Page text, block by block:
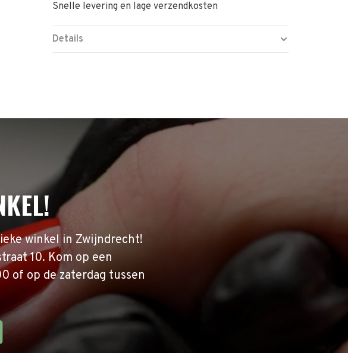
Snelle levering en lage verzendkosten
Details
winkel in Zwijndrecht!
10. Kom op een
of op de zaterdag tussen